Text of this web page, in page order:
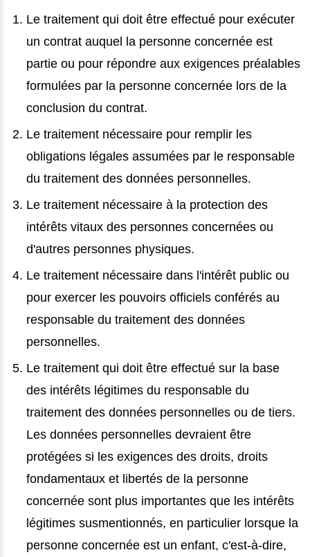
Le traitement qui doit être effectué pour exécuter
un contrat auquel la personne concernée est
partie ou pour répondre aux exigences préalables
formulées par la personne concernée lors de la
conclusion du contrat.
Le traitement nécessaire pour remplir les
obligations légales assumées par le responsable
du traitement des données personnelles.
Le traitement nécessaire à la protection des
intérêts vitaux des personnes concernées ou
d'autres personnes physiques.
Le traitement nécessaire dans l'intérêt public ou
pour exercer les pouvoirs officiels conférés au
responsable du traitement des données
personnelles.
Le traitement qui doit être effectué sur la base
des intérêts légitimes du responsable du
traitement des données personnelles ou de tiers.
Les données personnelles devraient être
protégées si les exigences des droits, droits
fondamentaux et libertés de la personne
concernée sont plus importantes que les intérêts
légitimes susmentionnés, en particulier lorsque la
personne concernée est un enfant, c'est-à-dire,